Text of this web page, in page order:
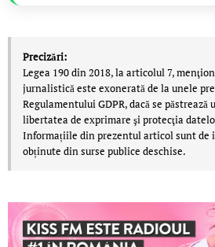
Precizări:
Legea 190 din 2018, la articolul 7,
jurnalistică este exonerată de la unele
Regulamentului GDPR, dacă se
libertatea de exprimare şi protecţia
Informațiile din prezentul articol sunt de
obținute din surse publice deschise.